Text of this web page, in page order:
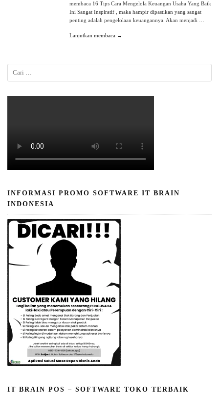
membaca 16 Tips Cara Mengelola Keuangan Usaha Yang Baik
Ini Sangat Inspiratif , maka hampir dipastikan yang sangat
penting adalah pengelolaan keuangannya. Akan menjadi …
Lanjutkan membaca →
INFORMASI PROMO SOFTWARE IT BRAIN
INDONESIA
IT BRAIN POS – SOFTWARE TOKO TERBAIK